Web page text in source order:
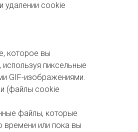
удалении cookie
которое вы
пиксельные
GIF-изображениями.
(файлы cookie
файлы, которые
времени или пока вы